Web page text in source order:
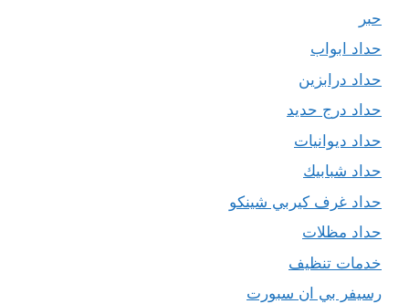
حبر
حداد ابواب
حداد درابزين
حداد درج حديد
حداد ديوانيات
حداد شبابيك
حداد غرف كيربي شينكو
حداد مظلات
خدمات تنظيف
رسيفر بي ان سبورت